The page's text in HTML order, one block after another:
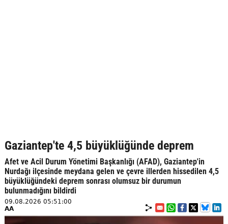
Gaziantep'te 4,5 büyüklüğünde deprem
Afet ve Acil Durum Yönetimi Başkanlığı (AFAD), Gaziantep'in
Nurdağı ilçesinde meydana gelen ve çevre illerden hissedilen 4,5
büyüklüğündeki deprem sonrası olumsuz bir durumun
bulunmadığını bildirdi
09.08.2026 05:51:00
AA